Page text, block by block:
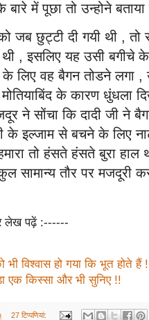
बारे में पूछा तो उन्‍होने
जब छुट्टी दी गयी थी ,
, इसलिए यह उसी बगीचे
लिए वह बैगन तोडने लगा ,
के कारण धुंधला
ने सोंचा कि दादी जी ने
के इल्‍जाम से बचने के लिए
तो हंसते हंसते बुरा हाल
सामान्‍य तौर पर मजदूरी
लेख पढ़ें :------
विश्‍वास हो गया कि भूत होते हैं
एक किस्‍सा और भी सुनिए !!
27 टिप्‍पणियां: